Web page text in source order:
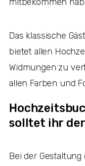
Das klassische
bietet allen
Widmungen zu
allen Farben und
solltet ihr
Bei der